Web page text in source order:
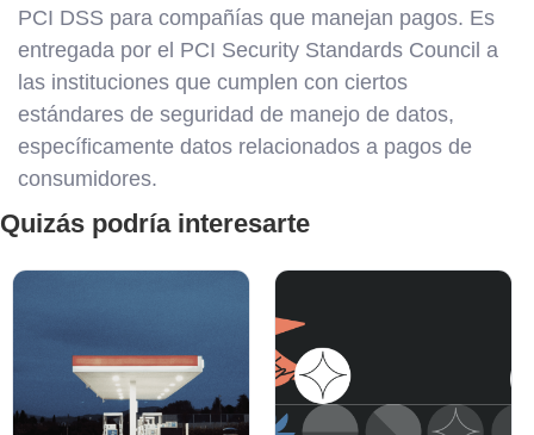
PCI DSS para compañías que manejan pagos. Es
entregada por el PCI Security Standards Council a
las instituciones que cumplen con ciertos
estándares de seguridad de manejo de datos,
específicamente datos relacionados a pagos de
consumidores.
Quizás podría interesarte